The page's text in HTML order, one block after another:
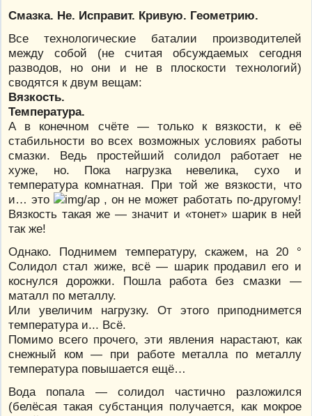
Смазка. Не. Исправит. Кривую. Геометрию.
Все технологические баталии производителей
между собой (не считая обсуждаемых сегодня
разводов, но они и не в плоскости технологий)
сводятся к двум вещам:
Вязкость.
Температура.
А в конечном счёте — только к вязкости, к её
стабильности во всех возможных условиях работы
смазки. Ведь простейший солидол работает не
хуже, но. Пока нагрузка невелика, сухо и
температура комнатная. При той же вязкости, что
и… это
, он не может работать по-другому!
Вязкость такая же — значит и «тонет» шарик в ней
так же!
Однако. Поднимем температуру, скажем, на 20 °
Солидол стал жиже, всё — шарик продавил его и
коснулся дорожки. Пошла работа без смазки —
маталл по металлу.
Или увеличим нагрузку. От этого приподнимется
температура и... Всё.
Помимо всего прочего, эти явления нарастают, как
снежный ком — при работе металла по металлу
температура повышается ещё…
Вода попала — солидол частично разложился
(белёсая такая субстанция получается, как мокрое